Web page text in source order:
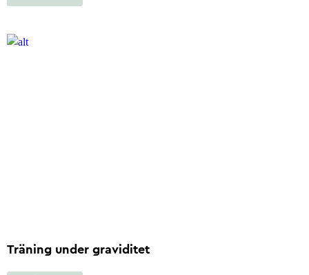
Träning under graviditet